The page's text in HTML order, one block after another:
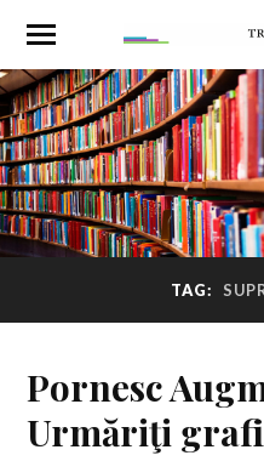
TAG:
Pornesc
Urmăriţi